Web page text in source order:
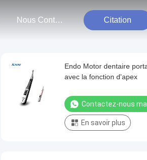
Nous Contacter Citation
Endo Motor dentaire
avec la fonction d'apex
Contactez-nous
En savoir plus